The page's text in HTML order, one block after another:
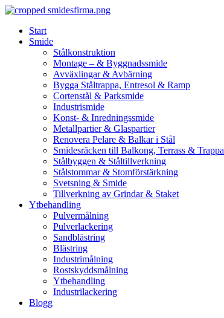
Skip
contentStart
Smide
Stålkonstruktion
Montage – & Byggnadssmide
Avväxlingar & Avbärning
Bygga Ståltrappa, Entresol & Ramp
Cortenstål & Parksmide
Industrismide
Konst- & Inredningssmide
Metallpartier & Glaspartier
Renovera Pelare & Balkar i Stål
Smidesräcken till Balkong, Terrass & Trappa
Stålbyggen & Ståltillverkning
Stålstommar & Stomförstärkning
Svetsning & Smide
Tillverkning av Grindar & Staket
Ytbehandling
Pulvermålning
Pulverlackering
Sandblästring
Blästring
Industrimålning
Rostskyddsmålning
Ytbehandling
Industrilackering
Blogg